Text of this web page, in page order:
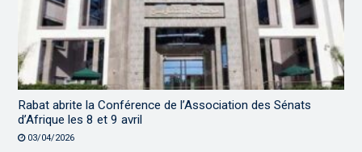
Rabat abrite la Conférence de l’Association des Sénats
d’Afrique les 8 et 9 avril
03/04/2026